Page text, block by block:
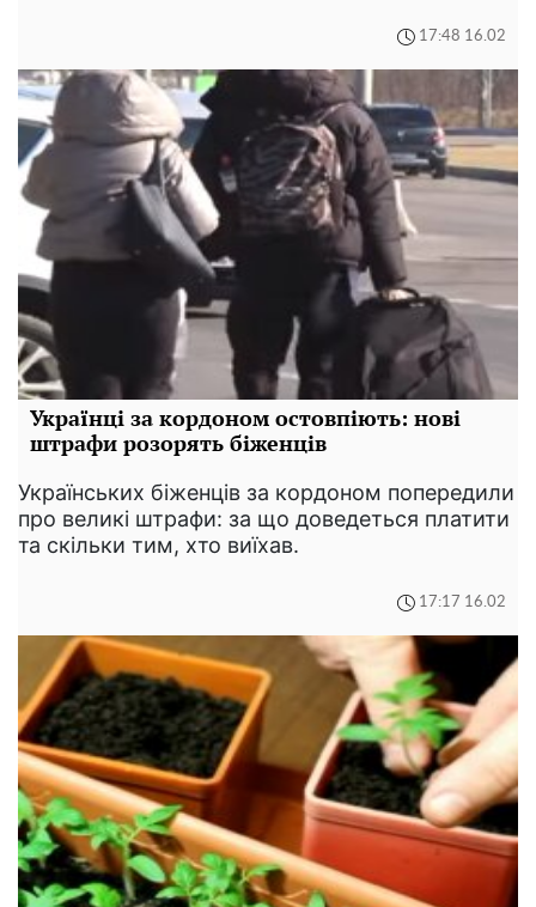
17:48 16.02
Українці за кордоном остовпіють: нові
штрафи розорять біженців
Українських біженців за кордоном попередили
про великі штрафи: за що доведеться платити
та скільки тим, хто виїхав.
17:17 16.02